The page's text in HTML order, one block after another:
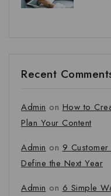
Recent
Admin on How to
Plan Your Content
Admin on 9
Define the Next Year
Admin on 6 Simple